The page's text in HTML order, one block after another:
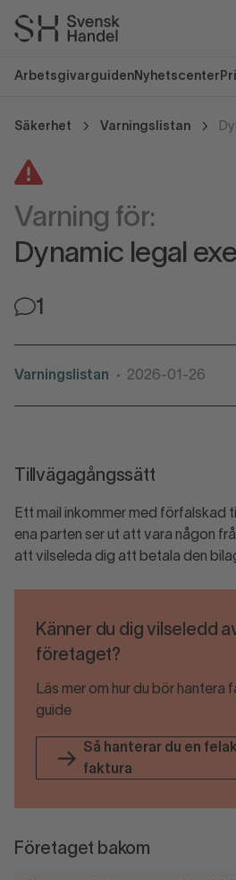
Arbetsgivarguiden Nyhetscenter
Säkerhet Varningslistan
Varning för:
Dynamic legal
1
Varningslistan • 2026-01-26
Tillvägagångssätt
Ett mail inkommer med förfalskad
ena parten ser ut att vara någon
att vilseleda dig att betala den
Känner du dig vilseledd
företaget?
Läs mer om hur du bör hantera
guide
Så hanterar du en
faktura
Företaget bakom